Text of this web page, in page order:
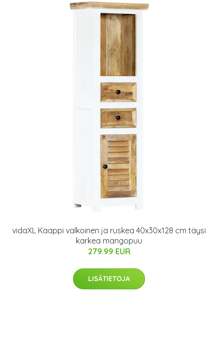
vidaXL Kaappi valkoinen ja ruskea 40x30x128 cm täysi
karkea mangopuu
279.99 EUR
LISÄTIETOJA